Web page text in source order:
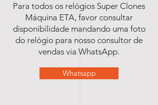
Para todos os relógios Super Clones
Máquina ETA, favor consultar
disponibilidade mandando uma foto
do relógio para nosso consultor de
vendas via WhatsApp.
Whatsapp